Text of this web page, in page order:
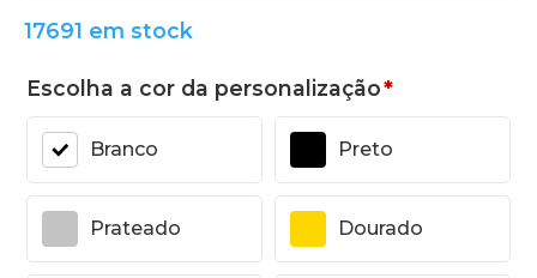
17691 em stock
Escolha a cor da personalização*
Branco Preto
Prateado Dourado